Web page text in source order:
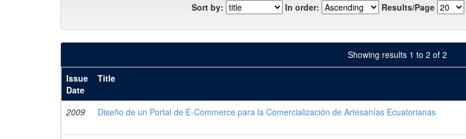
Sort by: In order: Results/Page
Showing results 1 to 2 of 2
Issue
Date
Title
2009 Diseño de un Portal de E-Commerce para la Comercialización de Artesanías Ecuatorianas